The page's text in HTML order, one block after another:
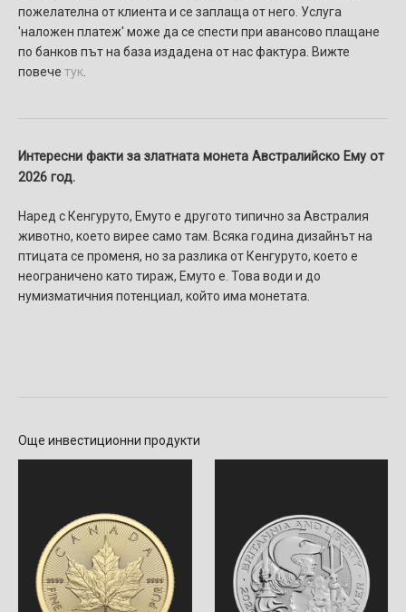
пожелателнa от клиента и се заплаща от него. Услуга
'наложен платеж' може да се спести при авансово плащане
по банков път на база издадена от нас фактура. Вижте
повече тук
Интересни факти за златната монета Австралийско Ему от
2026 год.
Наред с Кенгуруто, Емуто е другото типично за Австралия
животно, което вирее само там. Всяка година дизайнът на
птицата се променя, но за разлика от Кенгуруто, което е
неограничено като тираж, Емуто е. Това води и до
нумизматичния потенциал, който има монетата.
Още инвестиционни продукти